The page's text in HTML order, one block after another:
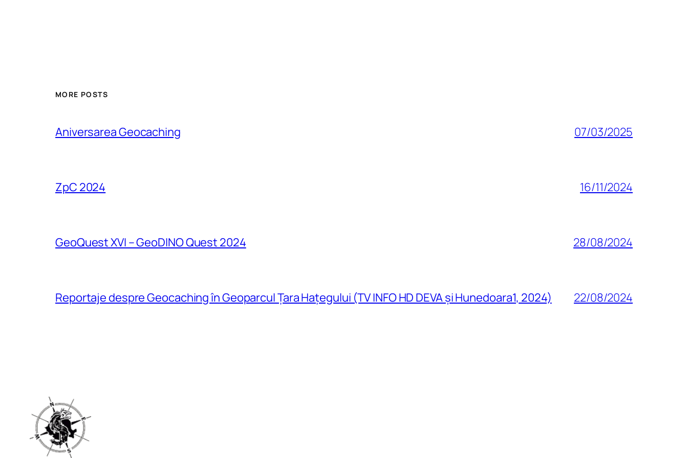
MORE POSTS
Aniversarea Geocaching 07/03/2025
ZpC 2024 16/11/2024
GeoQuest XVI – GeoDINO Quest 2024 28/08/2024
Reportaje despre Geocaching în Geoparcul Țara Hațegului (TV INFO HD DEVA și Hunedoara1, 2024) 22/08/2024